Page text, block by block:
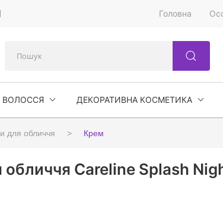
Головна
ВОЛОССЯ ДЕКОРАТИВНА КОСМЕТИКА
для обличчя Крем
обличчя Careline Splash